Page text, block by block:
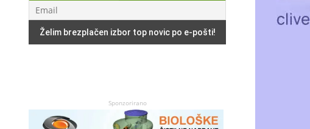
Sponzorirano